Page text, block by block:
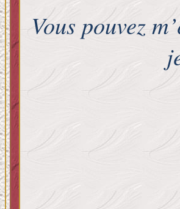
Vous pouvez